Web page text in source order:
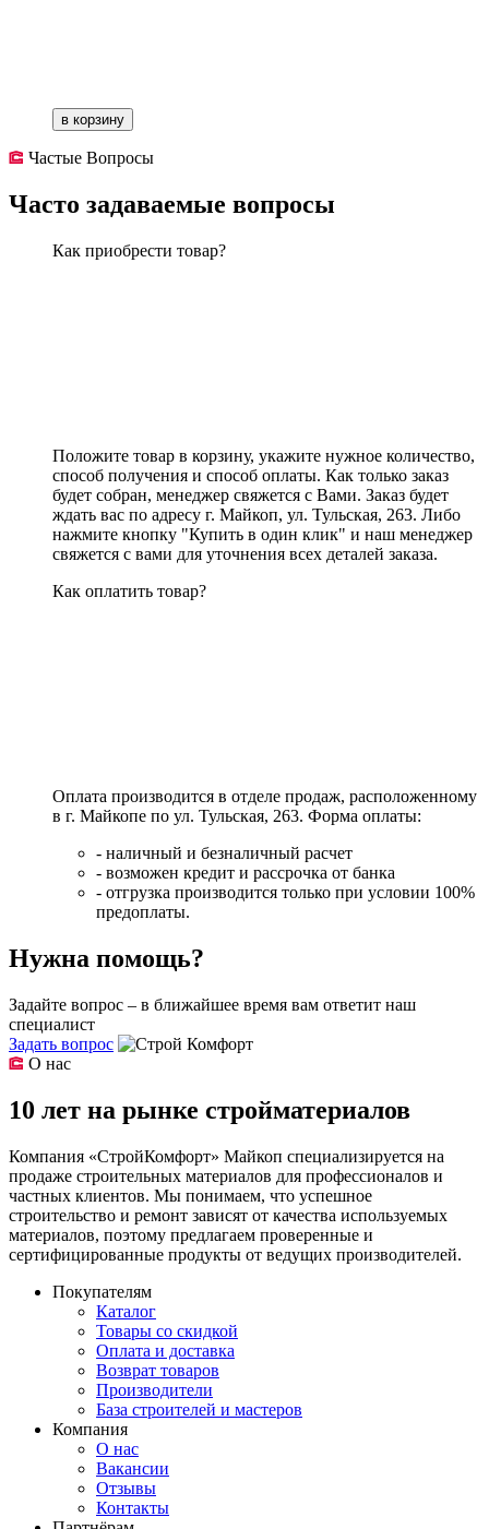
в корзину
Частые Вопросы
Часто задаваемые вопросы
Как приобрести товар?
Положите товар в корзину, укажите нужное количество,
способ получения и способ оплаты. Как только заказ
будет собран, менеджер свяжется с Вами. Заказ будет
ждать вас по адресу г. Майкоп, ул. Тульская, 263. Либо
нажмите кнопку "Купить в один клик" и наш менеджер
свяжется с вами для уточнения всех деталей заказа.
Как оплатить товар?
Оплата производится в отделе продаж, расположенному
в г. Майкопе по ул. Тульская, 263. Форма оплаты:
- наличный и безналичный расчет
- возможен кредит и рассрочка от банка
- отгрузка производится только при условии 100%
предоплаты.
Нужна помощь?
Задайте вопрос – в ближайшее время вам ответит наш
специалист
Задать вопрос
О нас
10 лет на рынке стройматериалов
Компания «СтройКомфорт» Майкоп специализируется на
продаже строительных материалов для профессионалов и
частных клиентов. Мы понимаем, что успешное
строительство и ремонт зависят от качества используемых
материалов, поэтому предлагаем проверенные и
сертифицированные продукты от ведущих производителей.
Покупателям
Каталог
Товары со скидкой
Оплата и доставка
Возврат товаров
Производители
База строителей и мастеров
Компания
О нас
Вакансии
Отзывы
Контакты